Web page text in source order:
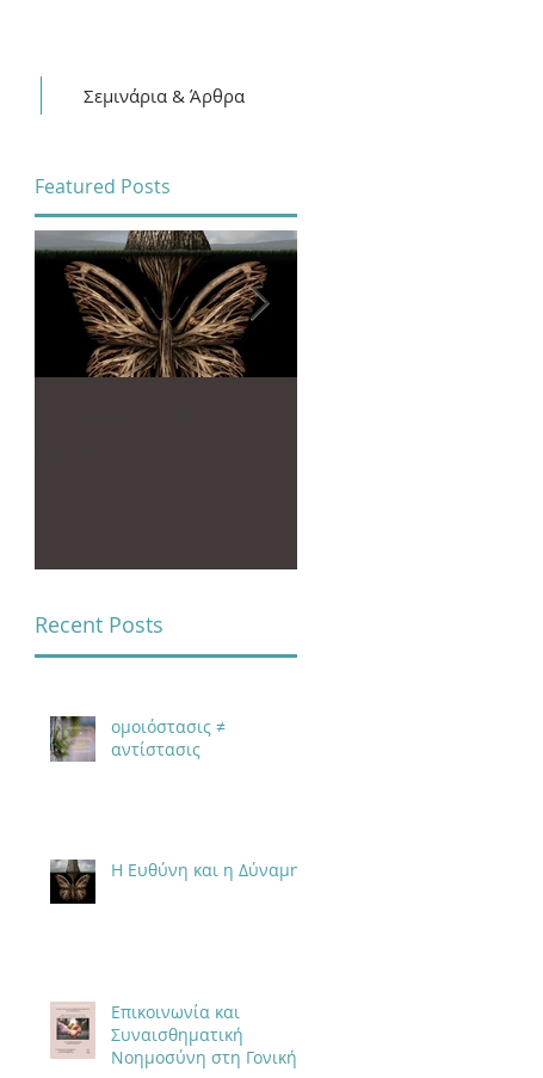
Σεμινάρια & Άρθρα
Featured Posts
Recent Posts
ομοιόστασις ≠
αντίστασις
Η Ευθύνη και η Δύναμη
Επικοινωνία και
Συναισθηματική
Νοημοσύνη στη Γονική